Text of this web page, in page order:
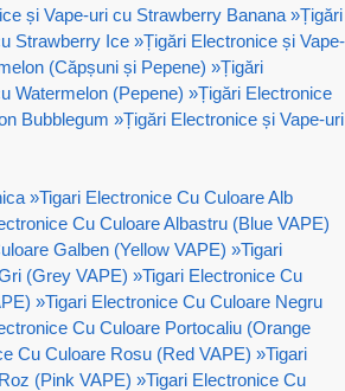
și Vape-uri cu Strawberry Banana »Țigări
Strawberry Ice »Țigări Electronice și Vape-
(Căpșuni și Pepene) »Țigări
Watermelon (Pepene) »Țigări Electronice
Bubblegum »Țigări Electronice și Vape-uri
»Tigari Electronice Cu Culoare Alb
Cu Culoare Albastru (Blue VAPE)
Galben (Yellow VAPE) »Tigari
(Grey VAPE) »Tigari Electronice Cu
»Tigari Electronice Cu Culoare Negru
Cu Culoare Portocaliu (Orange
Cu Culoare Rosu (Red VAPE) »Tigari
(Pink VAPE) »Tigari Electronice Cu